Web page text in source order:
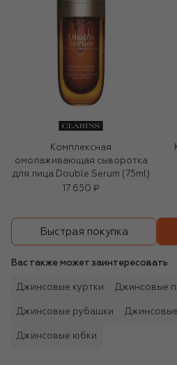
Комплексная
омолаживающая сыворотка
для лица Double Serum (75ml)
17 650 ₽
Быстрая покупка
Вас также может заинтересовать
Джинсовые куртки Джинсовые
Джинсовые рубашки
Джинсовые юбки